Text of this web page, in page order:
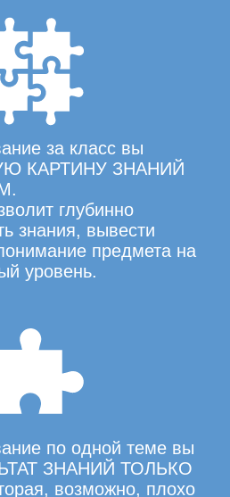
за класс вы
КАРТИНУ ЗНАНИЙ
глубинно
знания, вывести
предмета на
уровень.
по одной теме вы
ЗНАНИЙ ТОЛЬКО
возможно, плохо